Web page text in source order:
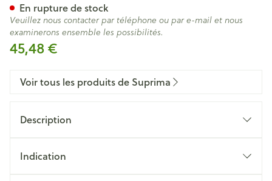
45,48 €
En rupture de stock
Veuillez nous contacter par téléphone ou par e-mail et nous
examinerons ensemble les possibilités.
Voir tous les produits de Suprima
Description
Indication